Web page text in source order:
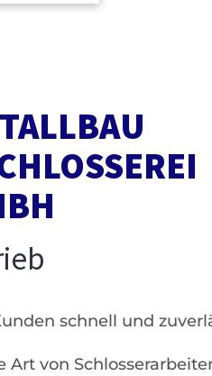
schnell und
von